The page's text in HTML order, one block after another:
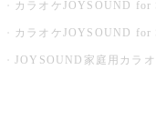
カラオケJOYSOUND for
カラオケJOYSOUND for
JOYSOUND家庭用カラ